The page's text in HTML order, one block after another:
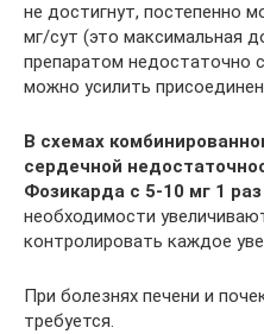
не достигнут, постепенно
мг/сут (это максимальная
препаратом недостаточно
можно усилить
В схемах
сердечной
Фозикарда с 5-10 мг 1
необходимости
контролировать каждое
При болезнях печени и
требуется.